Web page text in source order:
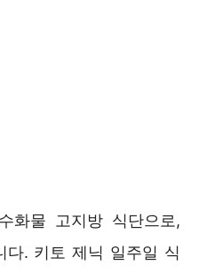
화물 고지방 식단으로,
다. 키토 제닉 일주일 식